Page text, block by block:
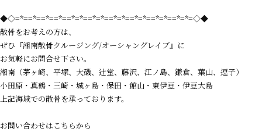
◆◇=*==*==*==*==*=*==*=*==*=*==*=*==*=*==*=*=◇◆
散骨をお考えの方は、
ぜひ『湘南散骨クルージング/オーシャングレイブ』に
お気軽にお問合せ下さい。
湘南（茅ヶ崎、平塚、大磯、辻堂、藤沢、江ノ島、鎌倉、葉山、逗子）
小田原・真鶴・三崎・城ヶ島・保田・館山・東伊豆・伊豆大島
上記海域での散骨を承っております。
お問い合わせはこちらから